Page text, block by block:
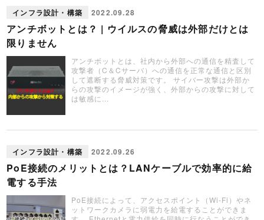
インフラ設計・構築 2022.09.28
アンチボットとは？ | ウイルスの脅威は外部だけとは
限りません
アンチボットとは、社内から外部への通信を精査して
攻撃者（C＆Cサーバ）への通信を正常な通信と区別
して遮断する脅威対策です。 サイバー攻撃は外部か
らの攻撃のイメージが強く、外部からの攻撃に対して
は敏感に...
インフラ設計・構築 2022.09.26
PoE接続のメリットとは？LANケーブルで効率的に給
電する手法
PoE接続によって、アクセスポイント（Wi-Fi）やネ
ットワークカメラに弱電力を給電することができま